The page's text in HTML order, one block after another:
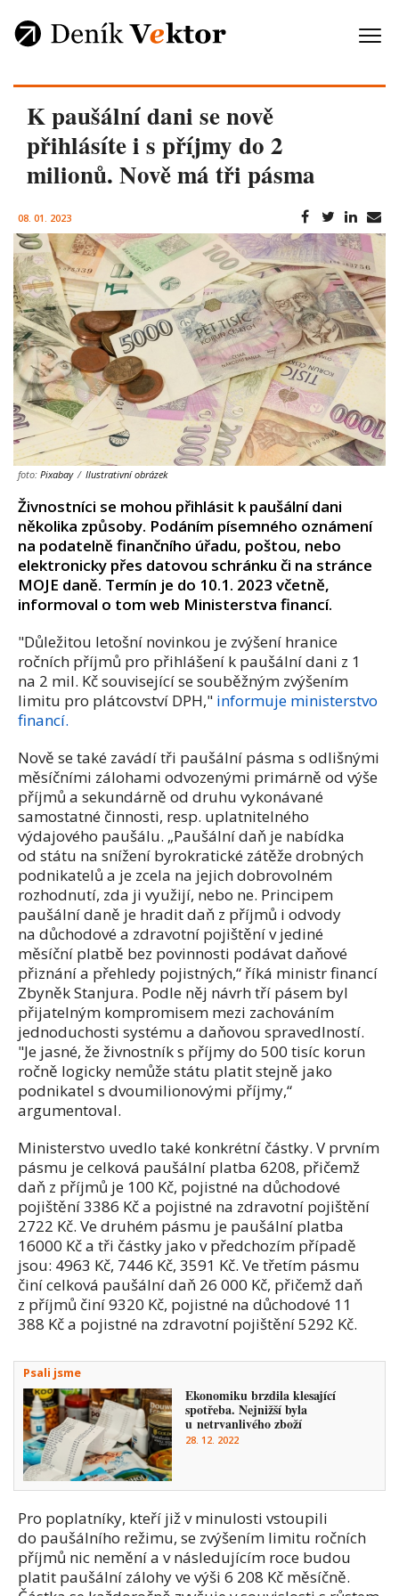
K paušální dani se nově
přihlásíte i s příjmy do 2
milionů. Nově má tři pásma
08. 01. 2023
foto: Pixabay / Ilustrativní obrázek
Živnostníci se mohou přihlásit k paušální dani
několika způsoby. Podáním písemného oznámení
na podatelně finančního úřadu, poštou, nebo
elektronicky přes datovou schránku či na stránce
MOJE daně. Termín je do 10.1. 2023 včetně,
informoval o tom web Ministerstva financí.
"Důležitou letošní novinkou je zvýšení hranice
ročních příjmů pro přihlášení k paušální dani z 1
na 2 mil. Kč související se souběžným zvýšením
limitu pro plátcovství DPH," informuje ministerstvo
financí.
Nově se také zavádí tři paušální pásma s odlišnými
měsíčními zálohami odvozenými primárně od výše
příjmů a sekundárně od druhu vykonávané
samostatné činnosti, resp. uplatnitelného
výdajového paušálu. „Paušální daň je nabídka
od státu na snížení byrokratické zátěže drobných
podnikatelů a je zcela na jejich dobrovolném
rozhodnutí, zda ji využijí, nebo ne. Principem
paušální daně je hradit daň z příjmů i odvody
na důchodové a zdravotní pojištění v jediné
měsíční platbě bez povinnosti podávat daňové
přiznání a přehledy pojistných,“ říká ministr financí
Zbyněk Stanjura. Podle něj návrh tří pásem byl
přijatelným kompromisem mezi zachováním
jednoduchosti systému a daňovou spravedlností.
"Je jasné, že živnostník s příjmy do 500 tisíc korun
ročně logicky nemůže státu platit stejně jako
podnikatel s dvoumilionovými příjmy,“
argumentoval.
Ministerstvo uvedlo také konkrétní částky. V prvním
pásmu je celková paušální platba 6208, přičemž
daň z příjmů je 100 Kč, pojistné na důchodové
pojištění 3386 Kč a pojistné na zdravotní pojištění
2722 Kč. Ve druhém pásmu je paušální platba
16000 Kč a tři částky jako v předchozím případě
jsou: 4963 Kč, 7446 Kč, 3591 Kč. Ve třetím pásmu
činí celková paušální daň 26 000 Kč, přičemž daň
z příjmů činí 9320 Kč, pojistné na důchodové 11
388 Kč a pojistné na zdravotní pojištění 5292 Kč.
Psali jsme
Ekonomiku brzdila klesající
spotřeba. Nejnižší byla
u netrvanlivého zboží
28. 12. 2022
Pro poplatníky, kteří již v minulosti vstoupili
do paušálního režimu, se zvýšením limitu ročních
příjmů nic nemění a v následujícím roce budou
platit paušální zálohy ve výši 6 208 Kč měsíčně.